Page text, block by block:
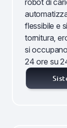
robot di
flessibile e
tornitura,
si
24 ore su